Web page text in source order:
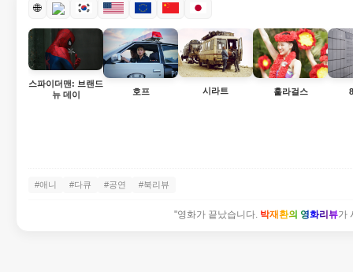
🌐
스파이더맨: 브랜드
뉴 데이
호프 시라트 훌라걸스
#애니 #다큐 #공연 #북리뷰
"영화가 끝났습니다. 박재환의 영화리뷰가